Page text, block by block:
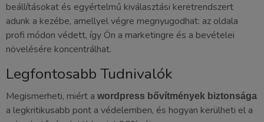
beállításokat és egyértelmű kiválasztási keretrendszert
adunk a kezébe, amellyel végre megnyugodhat: az oldala
profi módon védett, így Ön a marketingre és a bevételei
növelésére koncentrálhat.
Legfontosabb Tudnivalók
Megismerheti, miért a wordpress bővítmények biztonsága
a legkritikusabb pont a védelemben, és hogyan kerülheti el a